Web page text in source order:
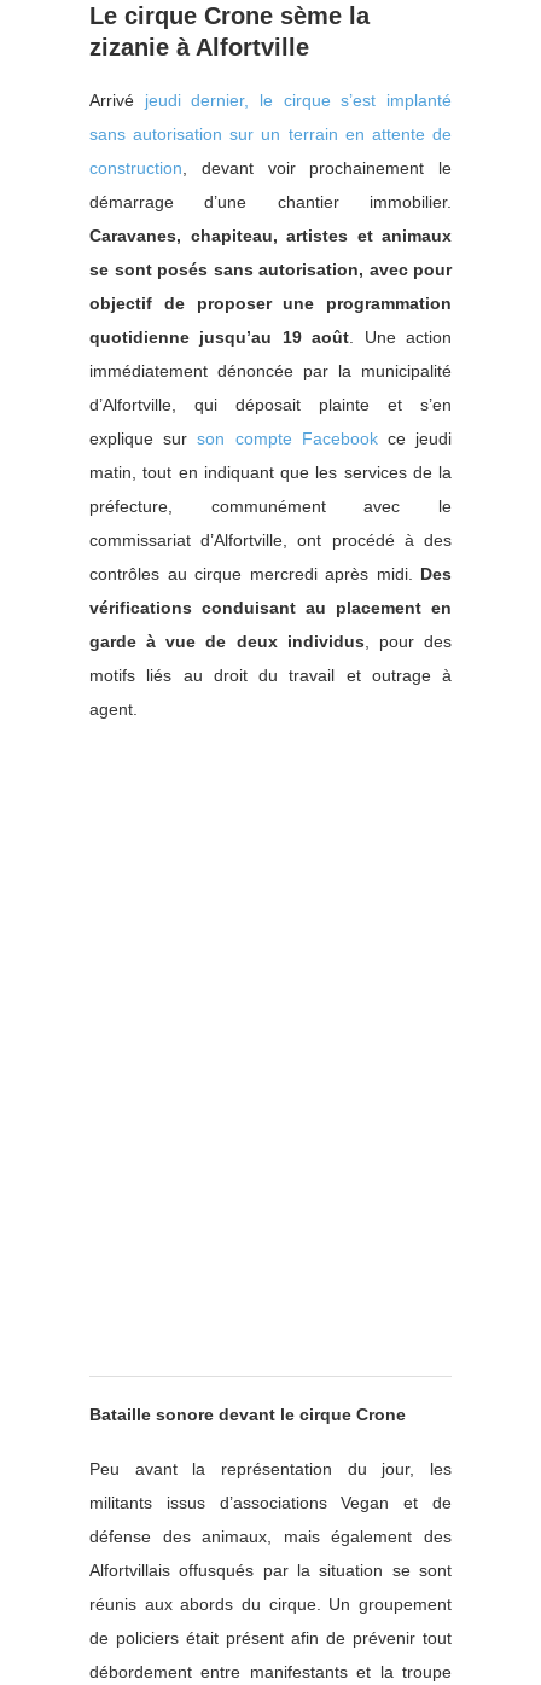
Le cirque Crone sème la
zizanie à Alfortville
Arrivé jeudi dernier, le cirque s’est implanté
sans autorisation sur un terrain en attente de
construction , devant voir prochainement le
démarrage d’une chantier immobilier.
Caravanes, chapiteau, artistes et animaux
se sont posés sans autorisation, avec pour
objectif de proposer une programmation
quotidienne jusqu’au 19 août . Une action
immédiatement dénoncée par la municipalité
d’Alfortville, qui déposait plainte et s’en
explique surson compte Facebookce jeudi
matin, tout en indiquant que les services de la
préfecture, communément avec le
commissariat d’Alfortville, ont procédé à des
contrôles au cirque mercredi après midi. Des
vérifications conduisant au placement en
garde à vue de deux individus , pour des
motifs liés au droit du travail et outrage à
agent.
Bataille sonore devant le cirque Crone
Peu avant la représentation du jour, les
militants issus d’associations Vegan et de
défense des animaux, mais également des
Alfortvillais offusqués par la situation se sont
réunis aux abords du cirque. Un groupement
de policiers était présent afin de prévenir tout
débordement entre manifestants et la troupe